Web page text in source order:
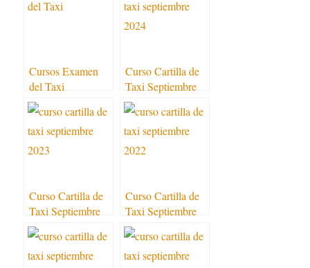
Cursos Examen
del Taxi
Curso Cartilla de
Taxi Septiembre
2024
Curso Cartilla de
Taxi Septiembre
2023
Curso Cartilla de
Taxi Septiembre
2022